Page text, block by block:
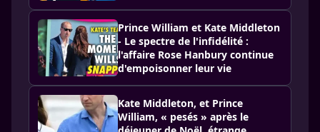
Prince William et Kate Middleton
- Le spectre de l'infidélité :
l'affaire Rose Hanbury continue
d'empoisonner leur vie
Kate Middleton, et Prince
William, « pesés » après le